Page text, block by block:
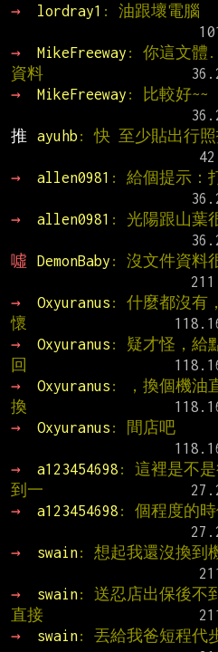
→
lordray1 : 油跟壞電腦
→
MikeFreeway : 你這文體
資料
→
MikeFreeway : 比較好~~
推
ayuhb : 快 至少貼出行照
→
allen0981 : 給個提示：
→
allen0981 : 光陽跟山葉
噓
DemonBaby : 沒文件資料
→
Oxyuranus : 什麼都沒有
懷
→
Oxyuranus : 疑才怪，給
回
→
Oxyuranus : ，換個機油
換
→
Oxyuranus : 間店吧
→
a123454698 : 這裡是不是
到一
→
a123454698 : 個程度的時
→
swain: 想起我還沒換到
→
swain: 送忍店出保後不
直接
→
swain: 丟給我爸短程代